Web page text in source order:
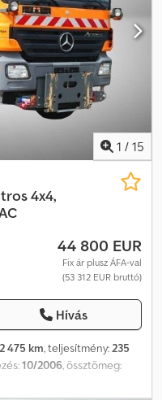
1 / 15
4x4,
44 800 EUR
Fix ár plusz ÁFA-val
(53 312 EUR bruttó)
Hívás
475 km, teljesítmény:235
10/2006, össztömeg: